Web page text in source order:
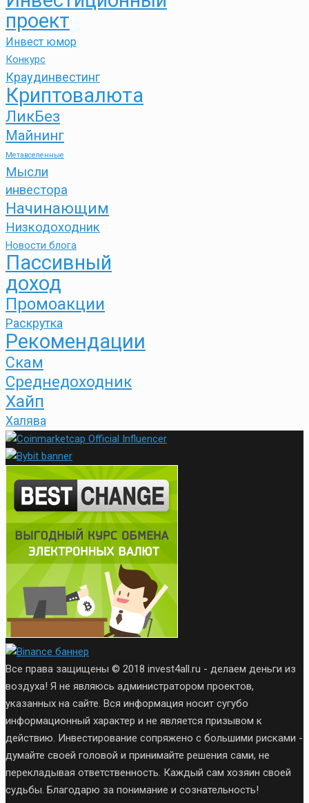
проект
Инвест юмор
Конкурс
Краудинвестинг
Криптовалюта
ЛикБез
Майнинг
Метавселенные
Мысли
инвестора
Начинающим
Низкодоходник
Новости блога
Пассивный
доход
Промоакции
Раскрутка
Рекомендации
Скам
Среднедоходник
Хайп
Халява
Все права защищены © 2018 invest4all.ru - делаем деньги из
воздуха! Я не являюсь администратором проектов,
указанных на сайте. Вся информация носит сугубо
информационный характер и не является призывом к
действию. Инвестирование сопряжено с большими рисками -
думайте своей головой и принимайте решения сами, не
перекладывая ответственность. Каждый сам хозяин своей
судьбы. Благодарю за понимание и сознательность!